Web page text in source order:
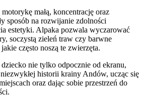
małą, koncentrację oraz
sposób na rozwijanie zdolności
estetyki. Alpaka pozwala wyczarować
soczystą zieleń traw czy barwne
często noszą te zwierzęta.
nie tylko odpocznie od ekranu,
historii krainy Andów, ucząc się
oraz dając sobie przestrzeń do